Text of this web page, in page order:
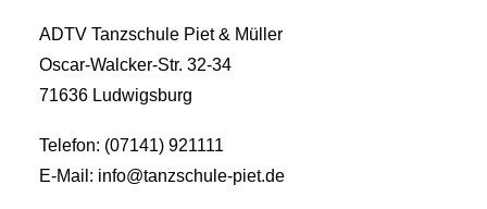
ADTV Tanzschule Piet & Müller
Oscar-Walcker-Str. 32-34
71636 Ludwigsburg
Telefon: (07141) 921111
E-Mail: info@tanzschule-piet.de